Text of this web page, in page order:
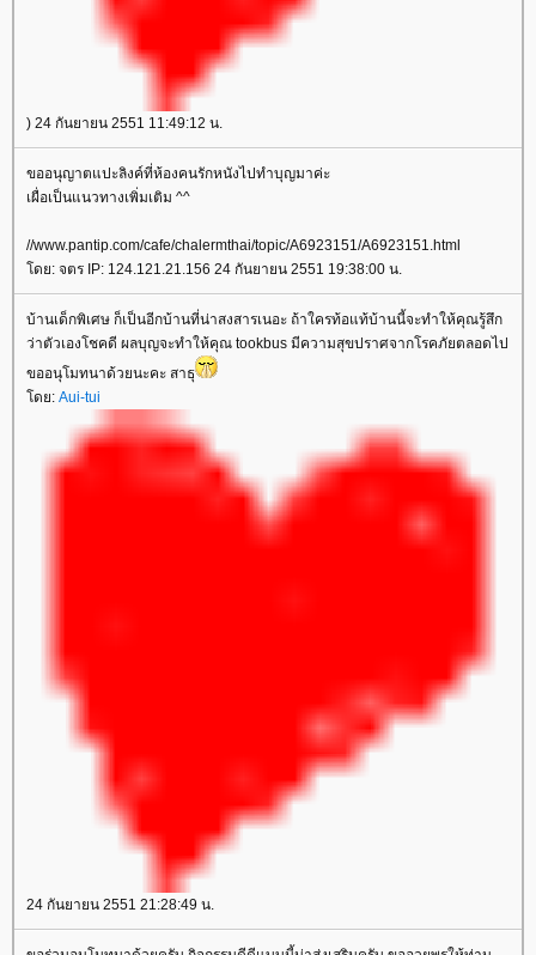
) 24 กันยายน 2551 11:49:12 น.
ขออนุญาตแปะลิงค์ที่ห้องคนรักหนังไปทำบุญมาค่ะ
เผื่อเป็นแนวทางเพิ่มเติม ^^
//www.pantip.com/cafe/chalermthai/topic/A6923151/A6923151.html
ดย: จตร IP: 124.121.21.156 24 กันยายน 2551 19:38:00 น.
บ้านเด็กพิเศษ ก็เป็นอีกบ้านที่น่าสงสารเนอะ ถ้าใครท้อแท้บ้านนี้จะทำให้คุณรู้สึก
ว่าตัวเองโชคดี ผลบุญจะทำให้คุณ tookbus มีความสุขปราศจากโรคภัยตลอดไป
ขออนุโมทนาด้วยนะคะ สาธุ
ดย: Aui-tui
24 กันยายน 2551 21:28:49 น.